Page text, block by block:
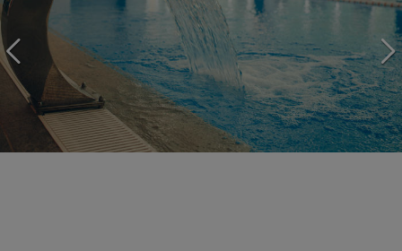
Iepatikās šis piedāvājums?
Līdz brīnišķīgai atpūtai atlikuši tikai daži soļi
PĒRKU